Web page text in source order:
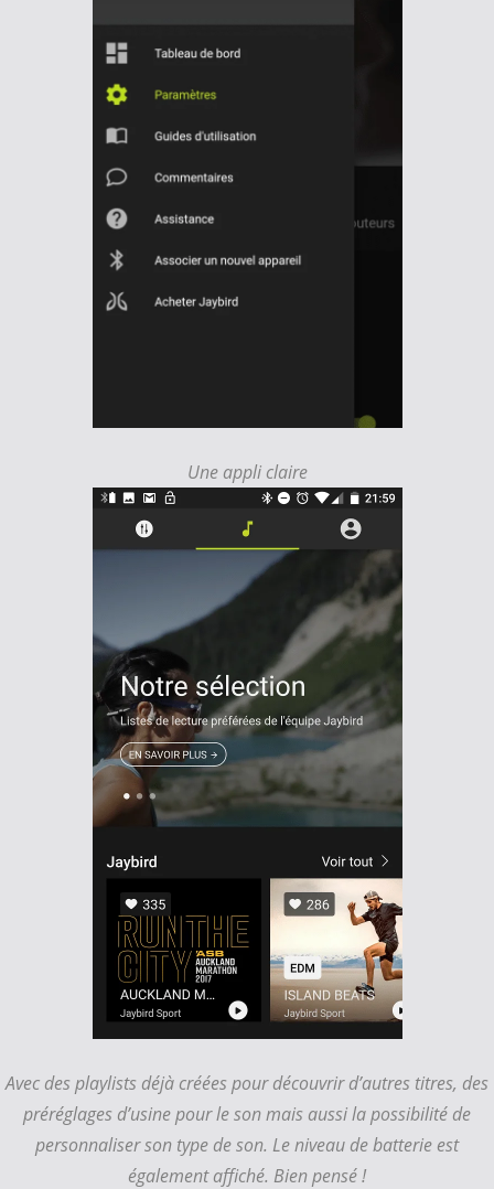
Une appli claire
Avec des playlists déjà créées pour découvrir d’autres titres, des
préréglages d’usine pour le son mais aussi la possibilité de
personnaliser son type de son. Le niveau de batterie est
également affiché. Bien pensé !